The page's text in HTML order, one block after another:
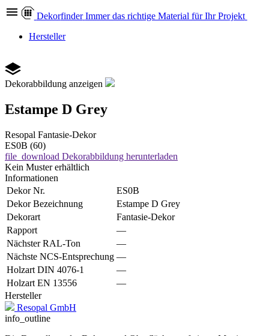
Dekorfinder Immer das richtige Material für Ihr Projekt
Hersteller
Dekorabbildung anzeigen
Estampe D Grey
Resopal Fantasie-Dekor
ES0B (60)
file_download Dekorabbildung herunterladen
Kein Muster erhältlich
Informationen
Dekor Nr.
ES0B
Dekor Bezeichnung
Estampe D Grey
Dekorart
Fantasie-Dekor
Rapport
—
Nächster RAL-Ton
—
Nächste NCS-Entsprechung —
Holzart DIN 4076-1
—
Holzart EN 13556
—
Hersteller
Resopal GmbH
info_outline